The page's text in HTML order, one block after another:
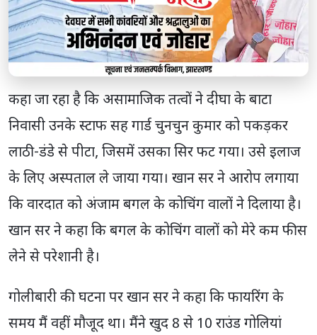
कहा जा रहा है कि असामाजिक तत्वों ने दीघा के बाटा
निवासी उनके स्टाफ सह गार्ड चुनचुन कुमार को पकड़कर
लाठी-डंडे से पीटा, जिसमें उसका सिर फट गया। उसे इलाज
के लिए अस्पताल ले जाया गया। खान सर ने आरोप लगाया
कि वारदात को अंजाम बगल के कोचिंग वालों ने दिलाया है।
खान सर ने कहा कि बगल के कोचिंग वालों को मेरे कम फीस
लेने से परेशानी है।
गोलीबारी की घटना पर खान सर ने कहा कि फायरिंग के
समय मैं वहीं मौजूद था। मैंने खुद 8 से 10 राउंड गोलियां